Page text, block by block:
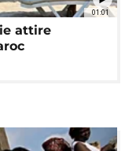
01:01
attire